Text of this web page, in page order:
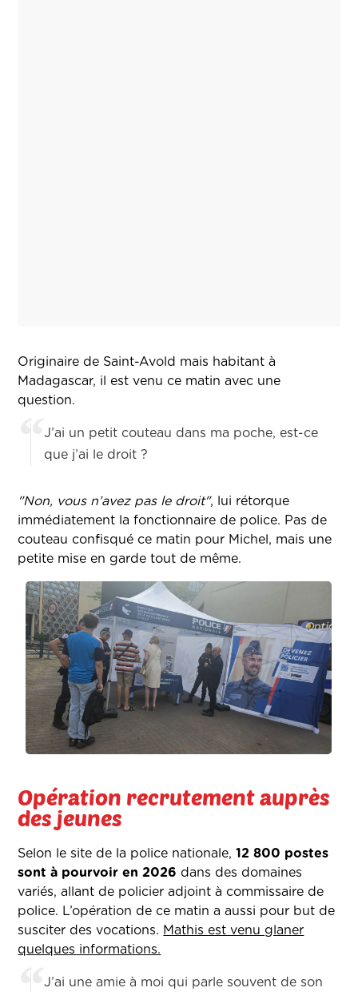
Originaire de Saint-Avold mais habitant à
Madagascar, il est venu ce matin avec une
question.
J’ai un petit couteau dans ma poche, est-ce
que j’ai le droit ?
"Non, vous n’avez pas le droit", lui rétorque
immédiatement la fonctionnaire de police. Pas de
couteau confisqué ce matin pour Michel, mais une
petite mise en garde tout de même.
Opération recrutement auprès
des jeunes
Selon le site de la police nationale,12 800 postes
sont à pourvoir en 2026 dans des domaines
variés, allant de policier adjoint à commissaire de
police. L’opération de ce matin a aussi pour but de
susciter des vocations. Mathis est venu glaner
quelques informations.
J’ai une amie à moi qui parle souvent de son